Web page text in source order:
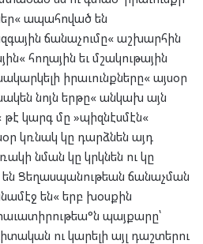
ապահոված են
ճանաչումը« աշխարհին
հողային եւ մշակութային
իրաւունքները« այսօր
նոյն երթը« անկախ այն
կարգ մը »պիզնէսմէն«
կռնակ կը դարձնեն այդ
նման կը կրկնեն ու կը
Ցեղասպանութեան ճանաչման
են« երբ խօսքին
պայքարը՝
ու կարելի այլ դաշտերու